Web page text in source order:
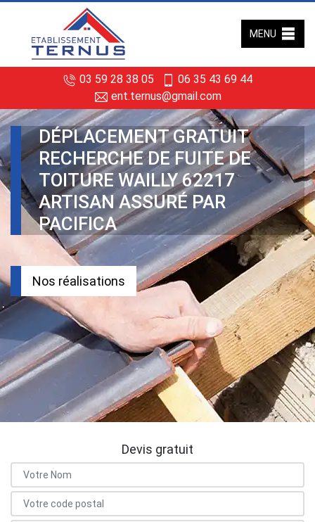
03 59 28 38 05
06 35 43 69 44
ent.ternus@gmail.com
MENU
DÉPLACEMENT GRATUIT
RECHERCHE DE FUITE DE
TOITURE WAILLY 62217
ARTISAN ASSURÉ PAR
PACIFICA
Nos réalisations
Devis gratuit